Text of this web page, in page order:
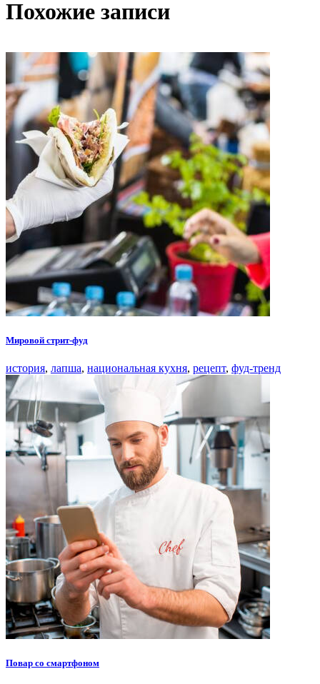
Похожие записи
Мировой стрит-фуд
история, лапша, национальная кухня, рецепт, фуд-тренд
Повар со смартфоном